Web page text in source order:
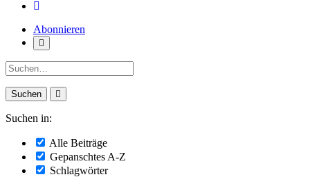
Abonnieren
Suche:
Suchen in:
Alle Beiträge
Gepanschtes A-Z
Schlagwörter